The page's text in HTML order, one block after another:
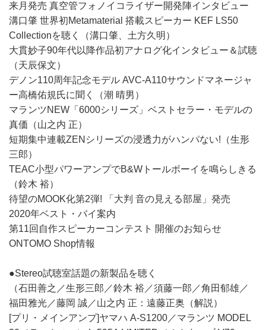
来月発売 真空管フォノイコライザー開発陣インタビュー
溝口肇 世界初Metamaterial 搭載スピーカー KEF LS50
Collectionを聴く（溝口肇、土方久明）
大貫妙子90年代以降作品初アナログ化インタビュー＆試聴
（天辰保文）
デノン110周年記念モデル AVC-A110サウンドマネージャ
ー高橋佑規氏に聞く（潮 晴男）
マランツNEW「6000シリーズ」ベストセラー・モデルの
真価（山之内 正）
短期集中連載ZENシリーズの浸透力がハンパない!（生形
三郎）
TEAC小型パワーアンプでB&Wトールボーイを鳴らしきる
（鈴木 裕）
待望のMOOK化第2弾! 「大判 音の見える部屋」発売
2020年ベスト・バイ案内
第11回自作スピーカーコンテスト 開催のお知らせ
ONTOMO Shop情報
●Stereo試聴室話題の新製品を聴く
（石田善之／生形三郎／鈴木 裕／須藤一郎／角田郁雄／
福田雅光／藤岡 誠／山之内 正：遠藤正奥（解説）
[プリ・メインアンプ]ヤマハ A-S1200／マランツ MODEL